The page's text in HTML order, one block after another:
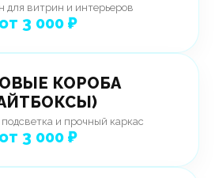
для витрин и интерьеров
от 3 000 ₽
КОРОБА
и прочный каркас
от 3 000 ₽